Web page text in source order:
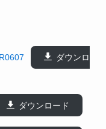
ダウンロ
ダウンロード